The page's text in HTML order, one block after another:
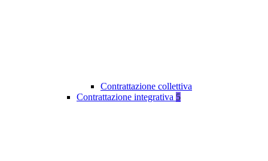
Contrattazione collettiva
Contrattazione integrativa 5